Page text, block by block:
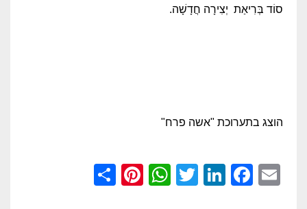
סוֹד בְּרִיאַת יְצִירָה חֲדָשָׁה.
הוצג בתערוכת "אשה פרח"
Email
Facebook
LinkedIn
Twitter
WhatsApp
Pinterest